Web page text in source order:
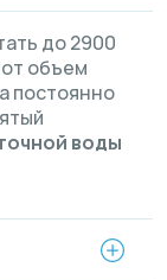
до 2900
объем
постоянно
воды